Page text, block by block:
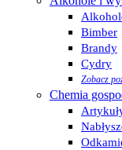
Bimber
Brandy
Cydry
Zobacz
Chemia